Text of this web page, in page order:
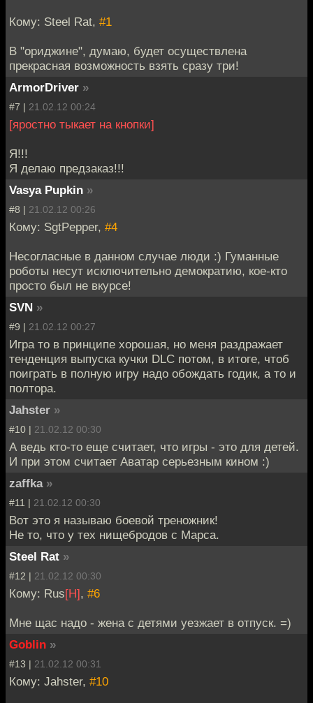
Кому: Steel Rat, #1
В "ориджине", думаю, будет осуществлена
прекрасная возможность взять сразу три!
ArmorDriver »
#7 | 21.02.12 00:24
[яростно тыкает на кнопки]
Я!!!
Я делаю предзаказ!!!
Vasya Pupkin »
#8 | 21.02.12 00:26
Кому: SgtPepper, #4
Несогласные в данном случае люди :) Гуманные
роботы несут исключительно демократию, кое-кто
просто был не вкурсе!
SVN »
#9 | 21.02.12 00:27
Игра то в принципе хорошая, но меня раздражает
тенденция выпуска кучки DLC потом, в итоге, чтоб
поиграть в полную игру надо обождать годик, а то и
полтора.
Jahster »
#10 | 21.02.12 00:30
А ведь кто-то еще считает, что игры - это для детей.
И при этом считает Аватар серьезным кином :)
zaffka »
#11 | 21.02.12 00:30
Вот это я называю боевой треножник!
Не то, что у тех нищебродов с Марса.
Steel Rat »
#12 | 21.02.12 00:30
Кому: Rus[H], #6
Мне щас надо - жена с детями уезжает в отпуск. =)
Goblin »
#13 | 21.02.12 00:31
Кому: Jahster, #10